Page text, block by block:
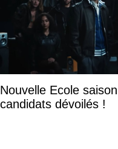
Nouvelle Ecole
candidats dévoilés !